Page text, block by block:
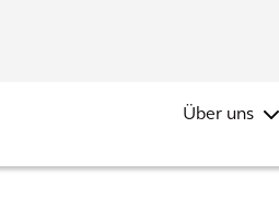
Über uns